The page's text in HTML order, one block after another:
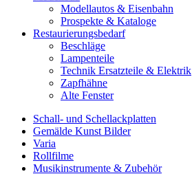
Modellautos & Eisenbahn
Prospekte & Kataloge
Restaurierungsbedarf
Beschläge
Lampenteile
Technik Ersatzteile & Elektrik
Zapfhähne
Alte Fenster
Schall- und Schellackplatten
Gemälde Kunst Bilder
Varia
Rollfilme
Musikinstrumente & Zubehör